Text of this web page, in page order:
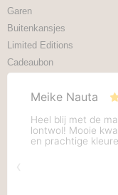
Garen
Buitenkansjes
Limited Editions
Cadeaubon